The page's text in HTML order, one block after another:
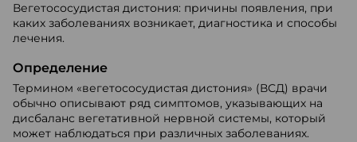
Вегетососудистая дистония: причины появления, при
каких заболеваниях возникает, диагностика и способы
лечения.
Определение
Термином «вегетососудистая дистония» (ВСД) врачи
обычно описывают ряд симптомов, указывающих на
дисбаланс вегетативной нервной системы, который
может наблюдаться при различных заболеваниях.